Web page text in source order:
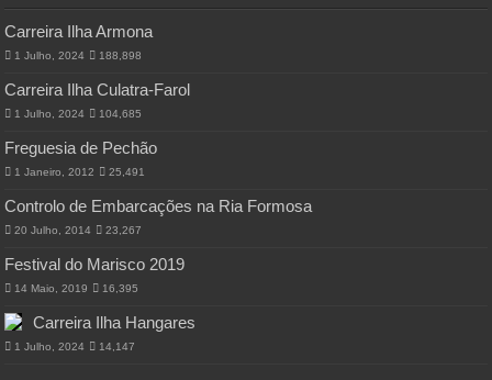
Carreira Ilha Armona
1 Julho, 2024 188,898
Carreira Ilha Culatra-Farol
1 Julho, 2024 104,685
Freguesia de Pechão
1 Janeiro, 2012 25,491
Controlo de Embarcações na Ria Formosa
20 Julho, 2014 23,267
Festival do Marisco 2019
14 Maio, 2019 16,395
Carreira Ilha Hangares
1 Julho, 2024 14,147